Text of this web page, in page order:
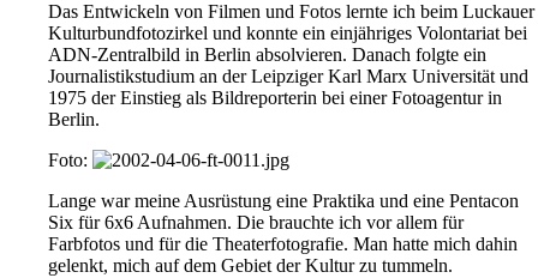
Das Entwickeln von Filmen und Fotos lernte ich beim Luckauer
Kulturbundfotozirkel und konnte ein einjähriges Volontariat bei
ADN-Zentralbild in Berlin absolvieren. Danach folgte ein
Journalistikstudium an der Leipziger Karl Marx Universität und
1975 der Einstieg als Bildreporterin bei einer Fotoagentur in
Berlin.
Foto:
Lange war meine Ausrüstung eine Praktika und eine Pentacon
Six für 6x6 Aufnahmen. Die brauchte ich vor allem für
Farbfotos und für die Theaterfotografie. Man hatte mich dahin
gelenkt, mich auf dem Gebiet der Kultur zu tummeln.